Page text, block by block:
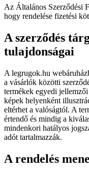
Az Általános Szerződési
hogy rendelése fizetési
A szerződés
tulajdonságai
A legrugok.hu
a vásárlók közötti
termékek egyedi
képek helyenként
eltérhet a valóságtól. A
értendő és mindig a
mindenkori hatályos
adót tartalmazzák.
A rendelés